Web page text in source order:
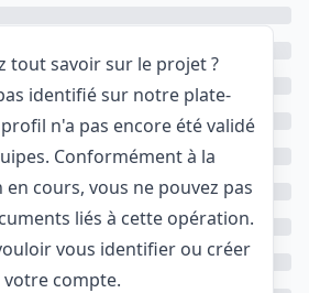
tout savoir sur le projet ?
identifié sur notre plate-
n'a pas encore été validé
Conformément à la
cours, vous ne pouvez pas
liés à cette opération.
vous identifier ou créer
votre compte.